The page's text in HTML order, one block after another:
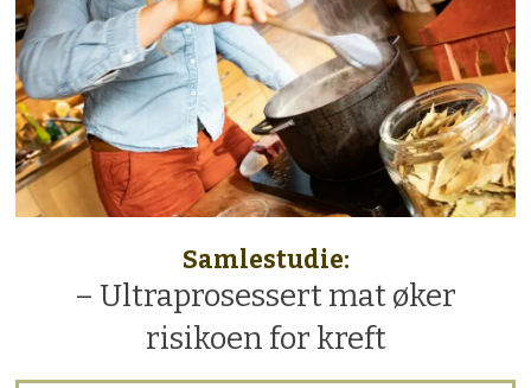
Samlestudie:
– Ultraprosessert mat øker
risikoen for kreft